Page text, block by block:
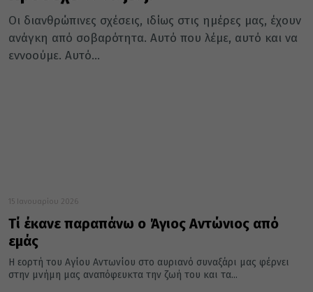
Οι διανθρώπινες σχέσεις, ιδίως στις ημέρες μας, έχουν
ανάγκη από σοβαρότητα. Αυτό που λέμε, αυτό και να
εννοούμε. Αυτό...
15 Ιανουαρίου 2026
Τί έκανε παραπάνω ο Άγιος Αντώνιος από
εμάς
Η εορτή του Αγίου Αντωνίου στο αυριανό συναξάρι μας φέρνει
στην μνήμη μας αναπόφευκτα την ζωή του και τα...